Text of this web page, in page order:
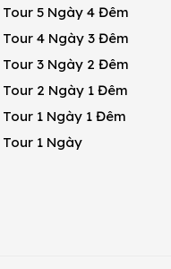
Tour 5 Ngày 4 Đêm
Tour 4 Ngày 3 Đêm
Tour 3 Ngày 2 Đêm
Tour 2 Ngày 1 Đêm
Tour 1 Ngày 1 Đêm
Tour 1 Ngày